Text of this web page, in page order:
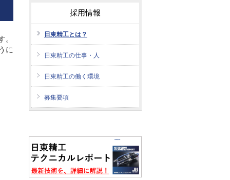
。
に
採用情報
日東精工とは？
日東精工の仕事・人
日東精工の働く環境
募集要項